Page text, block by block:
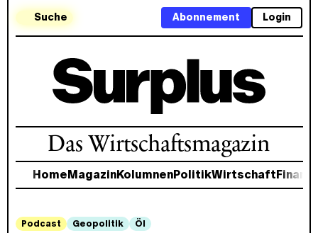
Suche Login
Abonnement
Das Wirtschaftsmagazin
Home MagazinKolumnenPolitikWirtschaft
Podcast Geopolitik Öl